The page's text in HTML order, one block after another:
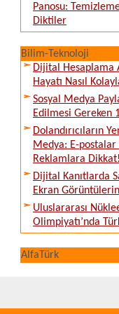
Panosu:
Diktiler
Bilim-Teknoloji
Dijital Hesaplama
Hayatı Nasıl
Sosyal Medya
Edilmesi Gereken
Dolandırıcıların
Medya: E-postalar
Reklamlara
Dijital Kanıtlarda
Ekran
Uluslararası
Olimpiyatı’nda
AlfaTürk